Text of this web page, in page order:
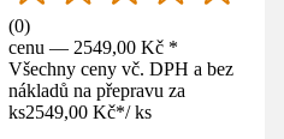
(0)
cenu — 2549,00 Kč *
Všechny ceny vč. DPH a bez
nákladů na přepravu za
ks2549,00 Kč*/ ks